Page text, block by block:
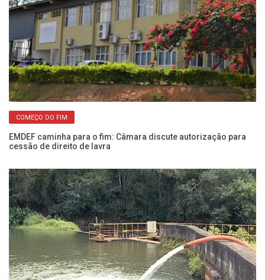
COMEÇO DO FIM
EMDEF caminha para o fim: Câmara discute autorização para
cessão de direito de lavra